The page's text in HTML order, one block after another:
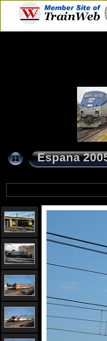
Espana